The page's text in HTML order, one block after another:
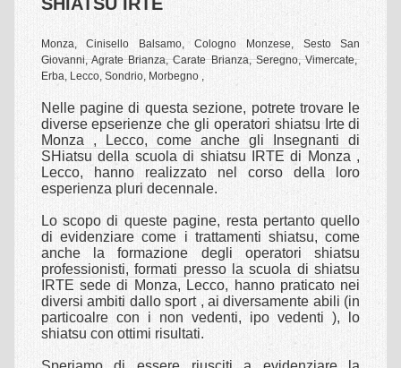
Sede scuola
Insegnanti shiatsu
Allievi Shiatsu
Intensivi Shiatsu
Oasi Shiatsu
Relax Shiatsu
SCUOLA
IRTE
Perchè scegliere la scuola IRTE
Quale operatore formiamo
Monza, Cinisello Balsamo, Cologno Monzese, Sesto San
Giovanni, Agrate Brianza, Carate Brianza, Seregno, Vimercate,
Erba, Lecco, Sondrio, Morbegno ,
Nelle pagine di questa sezione, potrete trovare le
diverse epserienze che gli operatori shiatsu Irte di
Monza , Lecco, come anche gli Insegnanti di
SHiatsu della scuola di shiatsu IRTE di Monza ,
Lecco, hanno realizzato nel corso della loro
esperienza pluri decennale.
Lo scopo di queste pagine, resta pertanto quello
di evidenziare come i trattamenti shiatsu, come
anche la formazione degli operatori shiatsu
professionisti, formati presso la scuola di shiatsu
IRTE sede di Monza, Lecco, hanno praticato nei
diversi ambiti dallo sport , ai diversamente abili (in
particoalre con i non vedenti, ipo vedenti ), lo
shiatsu con ottimi risultati.